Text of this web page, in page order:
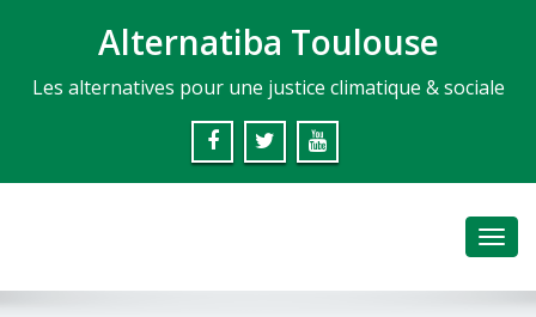
Alternatiba Toulouse
Les alternatives pour une justice climatique & sociale